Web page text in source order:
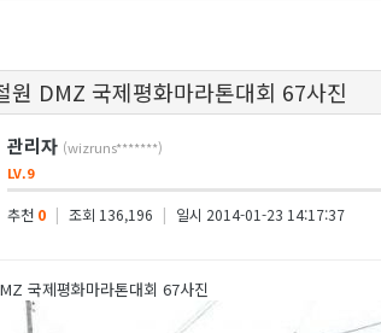
원 DMZ 국제평화마라톤대회 67사진
관리자 (wizruns*******)
LV.9
추천 0 | 조회 136,196 | 일시 2014-01-23 14:17:37
국제평화마라톤대회 67사진